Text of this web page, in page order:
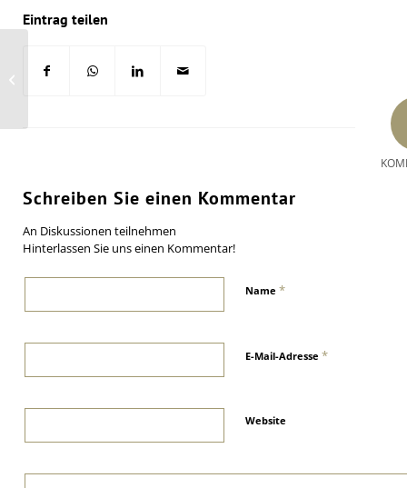
Eintrag teilen
Schreiben Sie einen Kommentar
An Diskussionen teilnehmen
Hinterlassen Sie uns einen Kommentar!
Name *
E-Mail-Adresse *
Website
Account-Modell